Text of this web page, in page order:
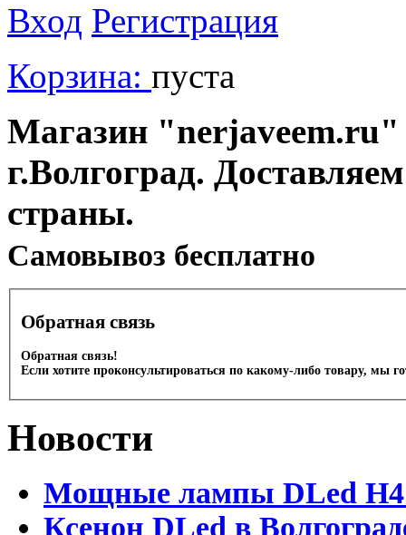
Вход Регистрация
Корзина: пуста
Магазин "nerjaveem.ru"
г.Волгоград.
страны.
Cамовывоз бесплатно
Обратная связь
Обратная связь!
Если хотите проконсультироваться по какому-либо товару, мы
Новости
Мощные лампы DLed H4
Ксенон DLed в